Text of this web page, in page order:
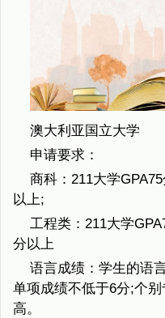
澳大利亚国立大学
申请要求：
商科：211大学
以上;
工程类：211大学
分以上
语言成绩：学生的语
单项成绩不低于6分;个
高。